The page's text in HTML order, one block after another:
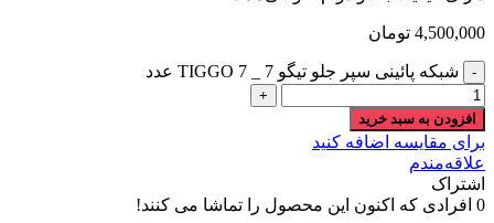
4,500,000 تومان
شبکه پائینی سپر جلو تیگو 7 _ TIGGO 7 عدد
افزودن به سبد خرید
برای مقایسه اضافه کنید
علاقه‌مندم
اشتراک
0 افرادی که اکنون این محصول را تماشا می کنند!